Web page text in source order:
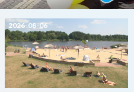
2026-08-06